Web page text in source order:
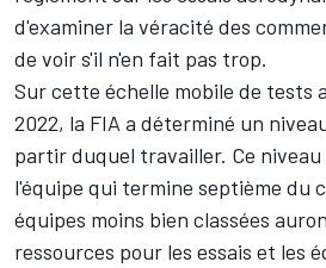
d'examiner la véracité des
de voir s'il n'en fait pas trop.
Sur cette échelle mobile de tests
2022, la FIA a déterminé un
partir duquel travailler. Ce
l'équipe qui termine septième du
équipes moins bien classées
ressources pour les essais et les